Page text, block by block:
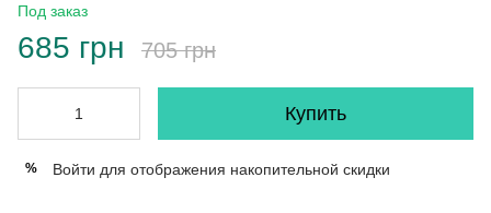
Под заказ
685 грн 705 грн
Купить
% Войти для отображения накопительной скидки